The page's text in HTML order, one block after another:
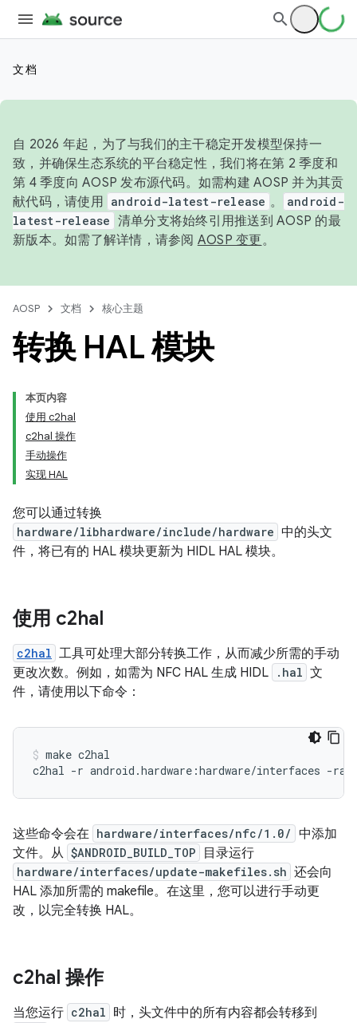
文档
自 2026 年起，为了与我们的主干稳定开发模型保持一
致，并确保生态系统的平台稳定性，我们将在第 2 季度和
第 4 季度向 AOSP 发布源代码。如需构建 AOSP 并为其贡
献代码，请使用 android-latest-release 。
android-
latest-release 清单分支将始终引用推送到 AOSP 的最
新版本。如需了解详情，请参阅 AOSP 变更。
AOSP 文档 核心主题
转换 HAL 模块
本页内容
使用 c2hal
c2hal 操作
手动操作
实现 HAL
您可以通过转换
hardware/libhardware/include/hardware 中的头文
件，将已有的 HAL 模块更新为 HIDL HAL 模块。
使用 c2hal
c2hal 工具可处理大部分转换工作，从而减少所需的手动
更改次数。例如，如需为 NFC HAL 生成 HIDL
.hal 文
件，请使用以下命令：
make c2hal
这些命令会在 hardware/interfaces/nfc/1.0/ 中添加
文件。从 $ANDROID_BUILD_TOP 目录运行
hardware/interfaces/update-makefiles.sh 还会向
HAL 添加所需的 makefile。在这里，您可以进行手动更
改，以完全转换 HAL。
c2hal 操作
当您运行 c2hal 时，头文件中的所有内容都会转移到